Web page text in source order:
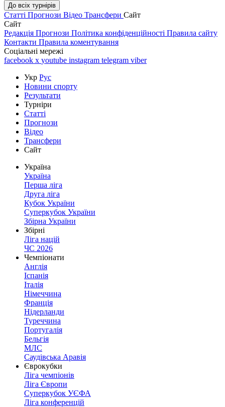
До всіх турнірів
Статті Прогнози Відео Трансфери Сайт
Сайт
Редакція Прогнози Політика конфіденційності Правила сайту
Контакти Правила коментування
Соціальні мережі
facebook x youtube instagram telegram viber
Укр Рус
Новини спорту
Результати
Турніри
Статті
Прогнози
Відео
Трансфери
Сайт
Україна
Україна
Перша ліга
Друга ліга
Кубок України
Суперкубок України
Збірна України
Збірні
Ліга націй
ЧС 2026
Чемпіонати
Англія
Іспанія
Італія
Німеччина
Франція
Нідерланди
Туреччина
Португалія
Бельгія
МЛС
Саудівська Аравія
Єврокубки
Ліга чемпіонів
Ліга Європи
Суперкубок УЄФА
Ліга конференцій